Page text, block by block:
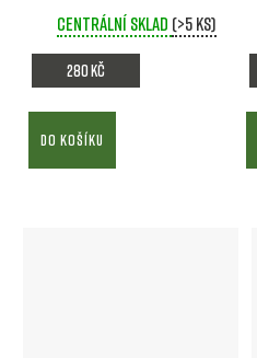
Centrální sklad (>5 ks)
280 Kč
DO KOŠÍKU